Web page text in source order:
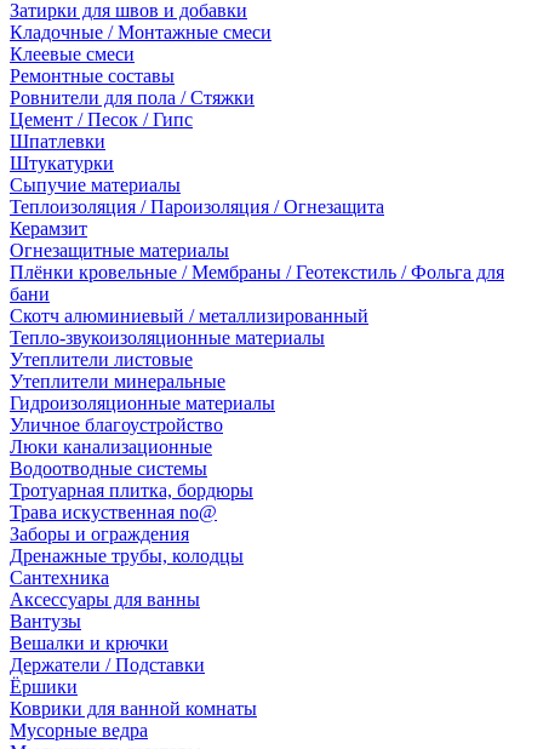
Затирки для швов и добавки
Кладочные / Монтажные смеси
Клеевые смеси
Ремонтные составы
Ровнители для пола / Стяжки
Цемент / Песок / Гипс
Шпатлевки
Штукатурки
Сыпучие материалы
Теплоизоляция / Пароизоляция / Огнезащита
Керамзит
Огнезащитные материалы
Плёнки кровельные / Мембраны / Геотекстиль / Фольга для
бани
Скотч алюминиевый / металлизированный
Тепло-звукоизоляционные материалы
Утеплители листовые
Утеплители минеральные
Гидроизоляционные материалы
Уличное благоустройство
Люки канализационные
Водоотводные системы
Тротуарная плитка, бордюры
Трава искуственная no@
Заборы и ограждения
Дренажные трубы, колодцы
Сантехника
Аксессуары для ванны
Вантузы
Вешалки и крючки
Держатели / Подставки
Ёршики
Коврики для ванной комнаты
Мусорные ведра